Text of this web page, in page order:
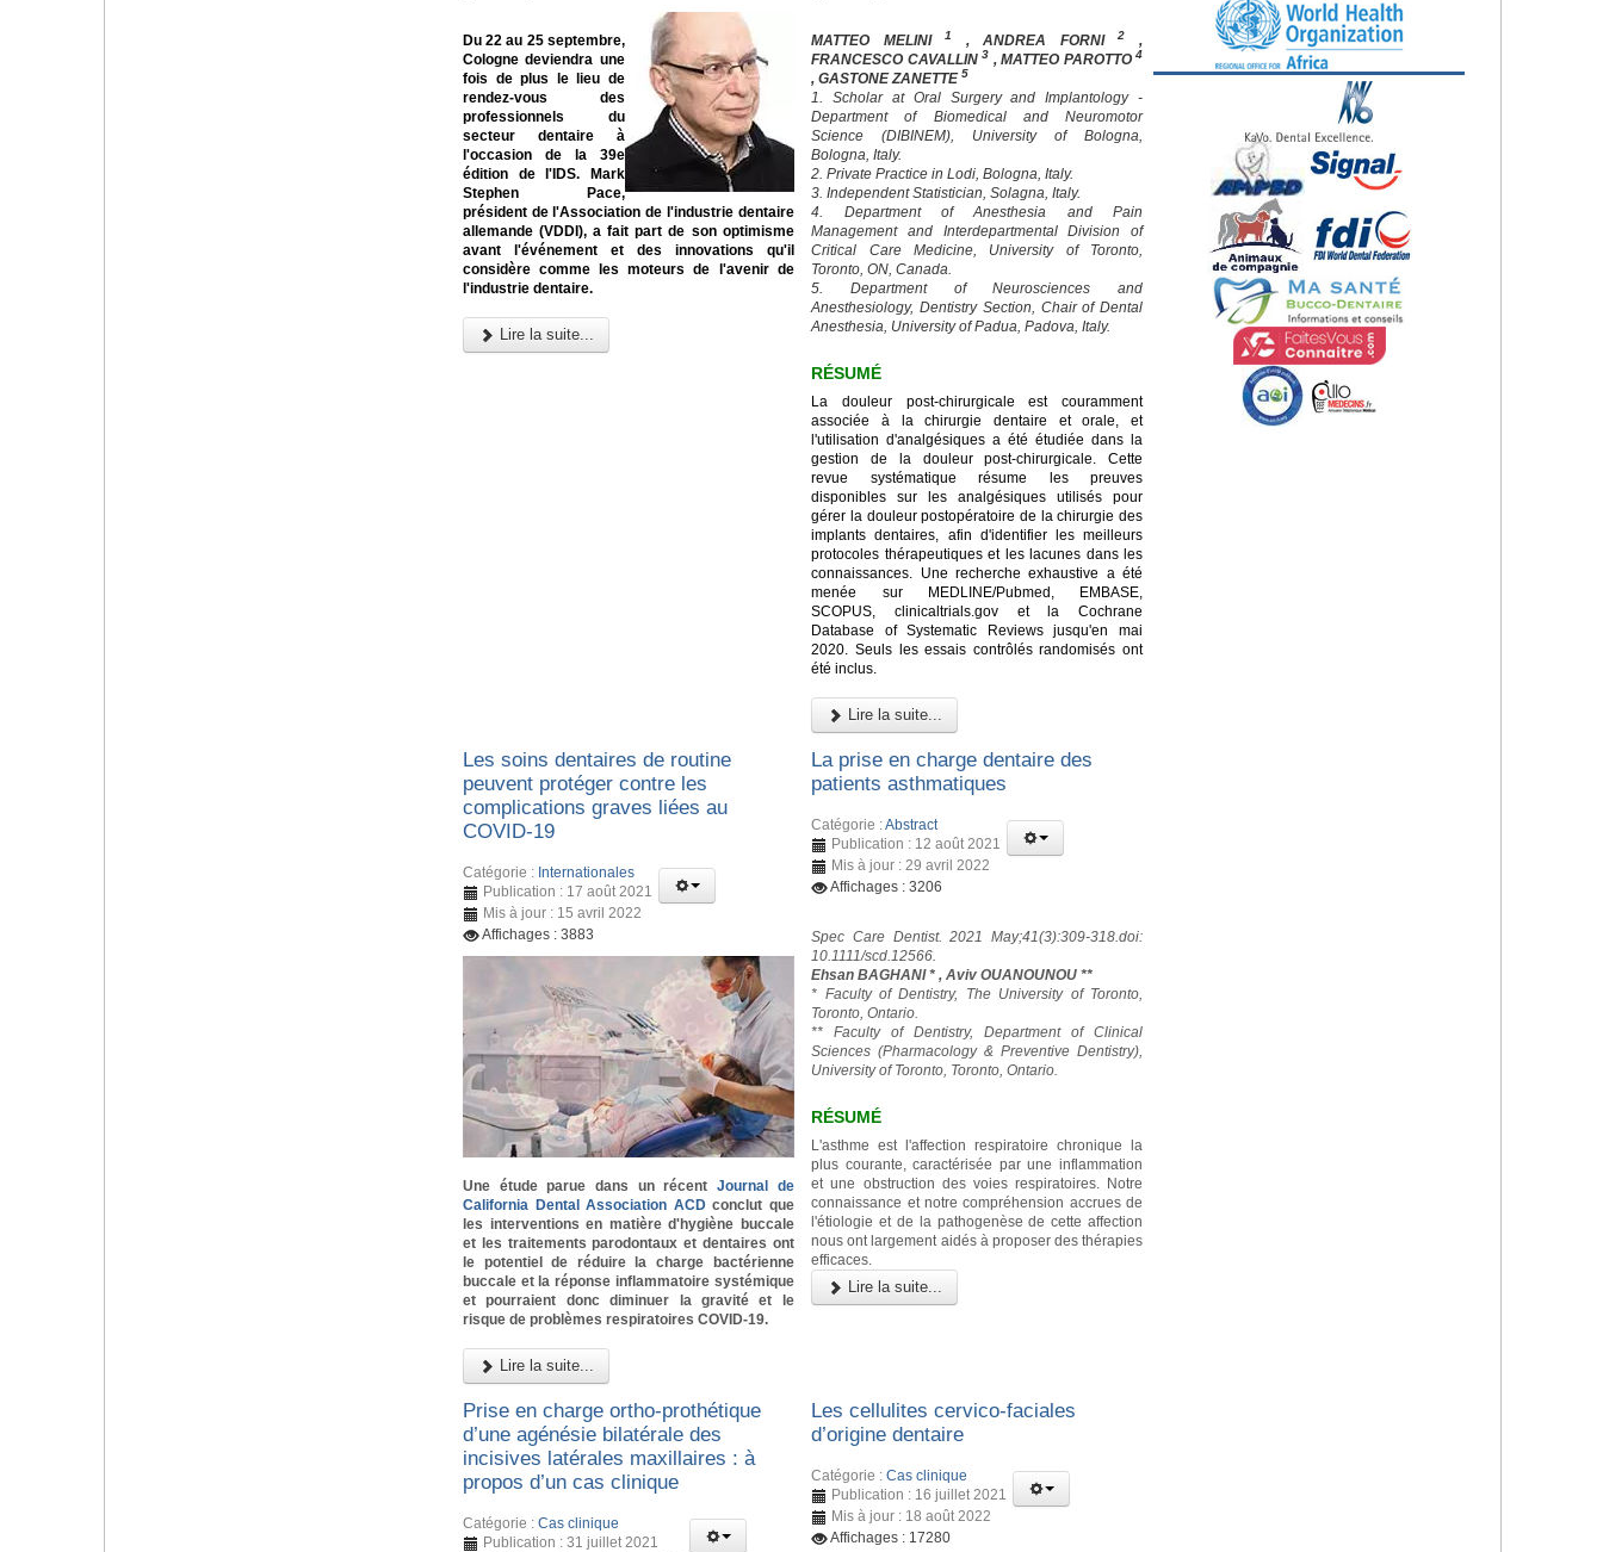
Du 22 au 25 septembre,
Cologne deviendra une
fois de plus le lieu de
rendez-vous des
professionnels du
secteur dentaire à
l'occasion de la 39e
édition de l'IDS. Mark
Stephen Pace,
président de l'Association de l'industrie dentaire
allemande (VDDI), a fait part de son optimisme
avant l'événement et des innovations qu'il
considère comme les moteurs de l'avenir de
l'industrie dentaire.
Lire la suite...
MATTEO MELINI1 , ANDREA FORNI2
,
FRANCESCO CAVALLIN3 , MATTEO PAROTTO 4
, GASTONE ZANETTE5
1. Scholar at Oral Surgery and Implantology -
Department of Biomedical and Neuromotor
Science (DIBINEM), University of Bologna,
Bologna, Italy.
2. Private Practice in Lodi, Bologna, Italy.
3. Independent Statistician, Solagna, Italy.
4. Department of Anesthesia and Pain
Management and Interdepartmental Division of
Critical Care Medicine, University of Toronto,
Toronto, ON, Canada.
5. Department of Neurosciences and
Anesthesiology, Dentistry Section, Chair of Dental
Anesthesia, University of Padua, Padova, Italy.
RÉSUMÉ
La douleur post-chirurgicale est couramment
associée à la chirurgie dentaire et orale, et
l'utilisation d'analgésiques a été étudiée dans la
gestion de la douleur post-chirurgicale. Cette
revue systématique résume les preuves
disponibles sur les analgésiques utilisés pour
gérer la douleur postopératoire de la chirurgie des
implants dentaires, afin d'identifier les meilleurs
protocoles thérapeutiques et les lacunes dans les
connaissances. Une recherche exhaustive a été
menée sur MEDLINE/Pubmed, EMBASE,
SCOPUS, clinicaltrials.gov et la Cochrane
Database of Systematic Reviews jusqu'en mai
2020. Seuls les essais contrôlés randomisés ont
été inclus.
Lire la suite...
Les soins dentaires de routine
peuvent protéger contre les
complications graves liées au
COVID-19
Catégorie : Internationales
Publication : 17 août 2021
Mis à jour : 15 avril 2022
Affichages : 3883
Une étude parue dans un récentJournal de
California Dental Association ACDconclut que
les interventions en matière d'hygiène buccale
et les traitements parodontaux et dentaires ont
le potentiel de réduire la charge bactérienne
buccale et la réponse inflammatoire systémique
et pourraient donc diminuer la gravité et le
risque de problèmes respiratoires COVID-19.
Lire la suite...
La prise en charge dentaire des
patients asthmatiques
Catégorie :Abstract
Publication : 12 août 2021
Mis à jour : 29 avril 2022
Affichages : 3206
Spec Care Dentist. 2021 May;41(3):309-318.doi:
10.1111/scd.12566.
Ehsan BAGHANI * , Aviv OUANOUNOU **
* Faculty of Dentistry, The University of Toronto,
Toronto, Ontario.
** Faculty of Dentistry, Department of Clinical
Sciences (Pharmacology & Preventive Dentistry),
University of Toronto, Toronto, Ontario.
RÉSUMÉ
L'asthme est l'affection respiratoire chronique la
plus courante, caractérisée par une inflammation
et une obstruction des voies respiratoires. Notre
connaissance et notre compréhension accrues de
l'étiologie et de la pathogenèse de cette affection
nous ont largement aidés à proposer des thérapies
efficaces.
Lire la suite...
Prise en charge ortho-prothétique
d’une agénésie bilatérale des
incisives latérales maxillaires : à
propos d’un cas clinique
Catégorie : Cas clinique
Publication : 31 juillet 2021
Les cellulites cervico-faciales
d’origine dentaire
Catégorie :Cas clinique
Publication : 16 juillet 2021
Mis à jour : 18 août 2022
Affichages : 17280